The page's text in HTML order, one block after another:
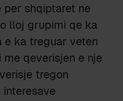
per shqiptaret ne
lloj grupimi qe ka
e ka treguar veten
me qeverisjen e nje
tregon